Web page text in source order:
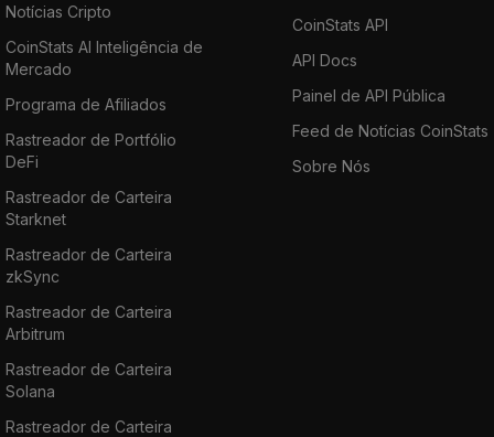
Notícias Cripto
CoinStats AI Inteligência de
Mercado
Programa de Afiliados
Rastreador de Portfólio
DeFi
Rastreador de Carteira
Starknet
Rastreador de Carteira
zkSync
Rastreador de Carteira
Arbitrum
Rastreador de Carteira
Solana
Rastreador de Carteira
CoinStats API
API Docs
Painel de API Pública
Feed de Notícias CoinStats
Sobre Nós